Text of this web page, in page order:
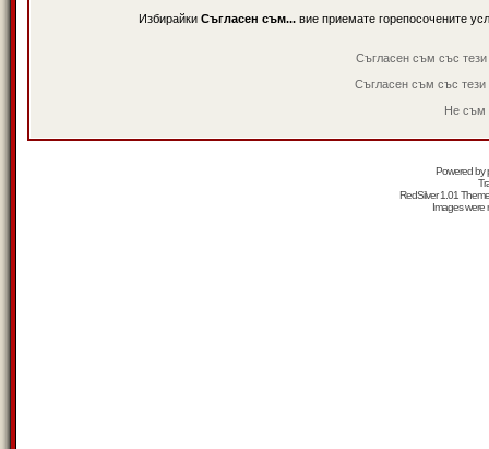
Избирайки Съгласен съм... вие приемате горепосочените
Съгласен съм със
Съгласен съм със
Не съм
Powered by
RedSilver 1.01
Images were